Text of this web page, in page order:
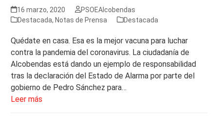
16 marzo, 2020
PSOEAlcobendas
Destacada,Notas de Prensa Destacada
Quédate en casa. Esa es la mejor vacuna para luchar
contra la pandemia del coronavirus. La ciudadanía de
Alcobendas está dando un ejemplo de responsabilidad
tras la declaración del Estado de Alarma por parte del
gobierno de Pedro Sánchez para…
Leer más